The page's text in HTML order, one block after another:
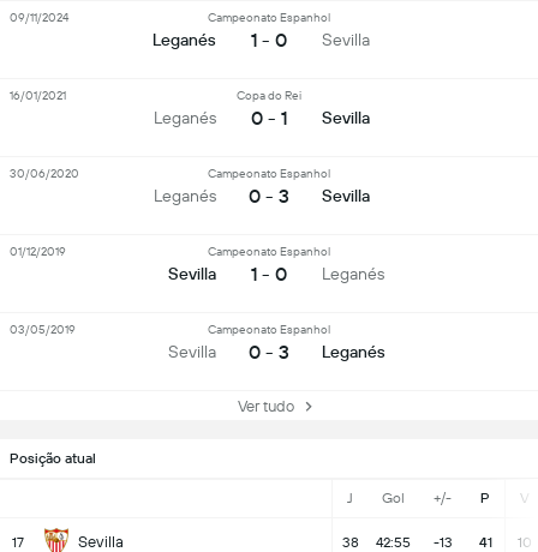
Posição atual
J Gol +/- P V
17 Sevilla 38 42:55 -13 41 10
Leganés
Campeonato Espanhol
1 - 0 Sevilla
09/11/2024
Leganés
Copa do Rei
0 - 1 Sevilla
16/01/2021
Leganés
Campeonato Espanhol
0 - 3 Sevilla
30/06/2020
Sevilla
Campeonato Espanhol
1 - 0 Leganés
01/12/2019
Sevilla
Campeonato Espanhol
0 - 3 Leganés
03/05/2019
Ver tudo